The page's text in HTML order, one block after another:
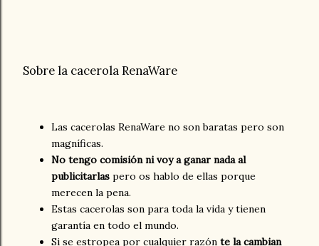
Sobre la cacerola RenaWare
Las cacerolas RenaWare no son baratas pero son
magníficas.
No tengo comisión ni voy a ganar nada al
publicitarlas pero os hablo de ellas porque
merecen la pena.
Estas cacerolas son para toda la vida y tienen
garantía en todo el mundo.
Si se estropea por cualquier razón te la cambian